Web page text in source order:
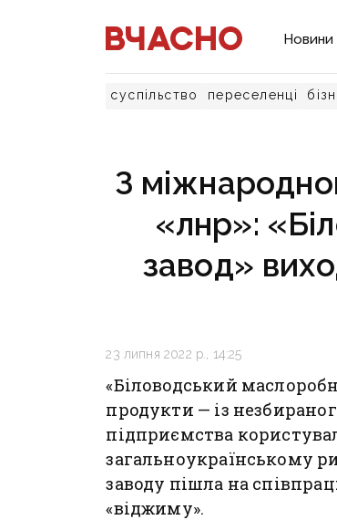
Новини
суспільство переселенці
З
«лнр»:
завод»
23 липня 2022 р., 14:25
«Біловодський
продукти — із
підприємства
загальноукраїнському
заводу пішла на
«віджиму».